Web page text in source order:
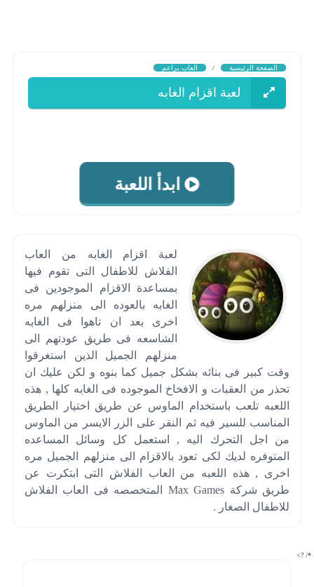
الصفحة الرئيسية / العاب براعم
لعبة اقزام الغابه
ابدأ اللعبة
لعبة اقزام الغابه من العاب
الفلاش للاطفال التى تقوم فيها
بمساعدة الاقزام الموجودين فى
الغابه بالعوده الى منزلهم مره
اخرى بعد ان تاهوا فى الغابه
الشاسعه فى طريق عودتهم الى
منزلهم الجميل الذين استغرقوا
وقت كبير فى بنائه بشكل جميل كما بنوه و لكن عليك ان
تحذر من العقبات و الافخاخ الموجوده فى الغابه كلها , هذه
اللعبه تلعب باستخدام الماوس عن طريق اختيار الطريق
المناسب للسير فيه ثم النقر على الزر الايسر من الماوس
من اجل التحرك اليه , استعمل كل وسائل المساعده
المتوفره لديك لكى تعود بالاقزام الى منزلهم الجميل مره
اخرى , هذه اللعبه من العاب الفلاش التى ابتكرت عن
طريق شركة Max Games المتخصصه فى العاب الفلاش
للاطفال الصغار .
*/ ?>